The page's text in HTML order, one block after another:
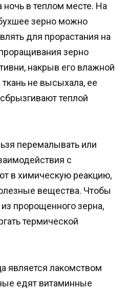
ночь в теплом месте. На
зерно можно
для прорастания на
зерно
накрыв его влажной
не высыхала, ее
теплой
перемалывать или
с
в химическую реакцию,
вещества. Чтобы
пророщенного зерна,
термической
является лакомством
едят витаминные